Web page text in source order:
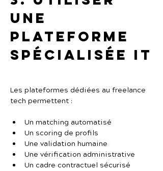
une
plateforme
spécialisée IT
Les plateformes dédiées au freelance
tech permettent :
Un matching automatisé
Un scoring de profils
Une validation humaine
Une vérification administrative
Un cadre contractuel sécurisé